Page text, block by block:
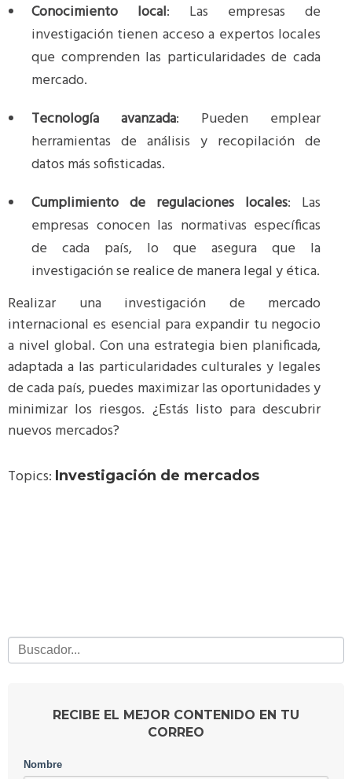
Conocimiento local: Las empresas de
investigación tienen acceso a expertos locales
que comprenden las particularidades de cada
mercado.
Tecnología avanzada: Pueden emplear
herramientas de análisis y recopilación de
datos más sofisticadas.
Cumplimiento de regulaciones locales: Las
empresas conocen las normativas específicas
de cada país, lo que asegura que la
investigación se realice de manera legal y ética​.
Realizar una investigación de mercado
internacional es esencial para expandir tu negocio
a nivel global. Con una estrategia bien planificada,
adaptada a las particularidades culturales y legales
de cada país, puedes maximizar las oportunidades y
minimizar los riesgos. ¿Estás listo para descubrir
nuevos mercados?
Topics: Investigación de mercados
RECIBE EL MEJOR CONTENIDO EN TU
CORREO